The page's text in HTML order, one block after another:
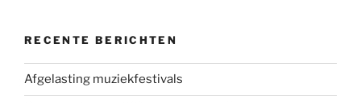
RECENTE BERICHTEN
Afgelasting muziekfestivals